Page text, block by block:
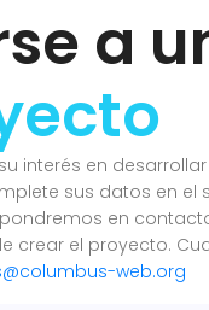
a
interés en
sus datos en el
en
crear el proyecto.
web.org